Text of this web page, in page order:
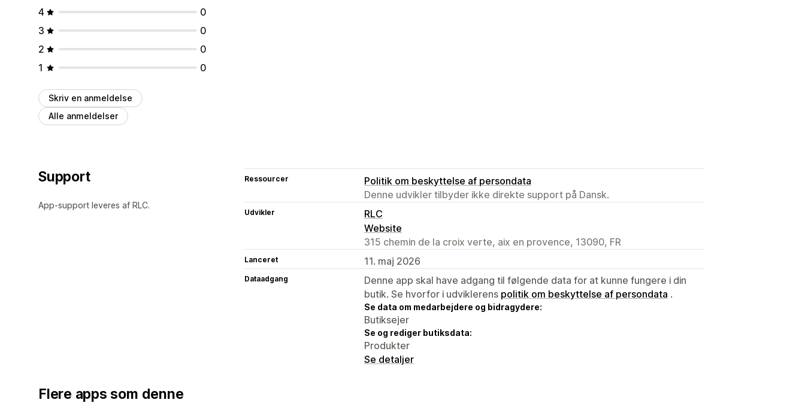
4
0
3
0
2
0
1
0
Skriv en anmeldelse
Alle anmeldelser
Support
App-support leveres af RLC.
Ressourcer
Politik om beskyttelse af persondata
Denne udvikler tilbyder ikke direkte support på Dansk.
Udvikler
RLC
Website
315 chemin de la croix verte, aix en provence, 13090, FR
Lanceret 11. maj 2026
Dataadgang
Denne app skal have adgang til følgende data for at kunne fungere i din
butik. Se hvorfor i udviklerens politik om beskyttelse af persondata .
Se data om medarbejdere og bidragydere:
Butiksejer
Se og rediger butiksdata:
Produkter
Se detaljer
Flere apps som denne